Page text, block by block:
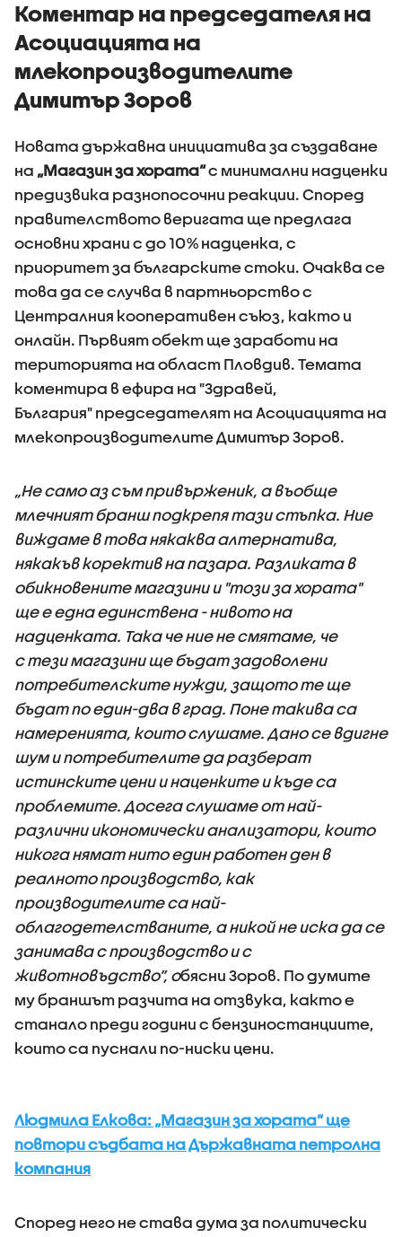
Коментар на председателя на
Асоциацията на
млекопроизводителите
Димитър Зоров
Новата държавна инициатива за създаване
на „Магазин за хората“с минимални надценки
предизвика разнопосочни реакции. Според
правителството веригата ще предлага
основни храни с до 10% надценка, с
приоритет за българските стоки. Очаква се
това да се случва в партньорство с
Централния кооперативен съюз, както и
онлайн. Първият обект ще заработи на
територията на област Пловдив. Темата
коментира в ефира на "Здравей,
България" председателят на Асоциацията на
млекопроизводителите Димитър Зоров.
„Не само аз съм привърженик, а въобще
млечният бранш подкрепя тази стъпка. Ние
виждаме в това някаква алтернатива,
някакъв коректив на пазара. Разликата в
обикновените магазини и "този за хората"
ще е една единствена - нивото на
надценката. Така че ние не смятаме, че
с тези магазини ще бъдат задоволени
потребителските нужди, защото те ще
бъдат по един-два в град. Поне такива са
намеренията, които слушаме. Дано се вдигне
шум и потребителите да разберат
истинските цени и наценките и къде са
проблемите. Досега слушаме от най-
различни икономически анализатори, които
никога нямат нито един работен ден в
реалното производство, как
производителите са най-
облагодетелстваните, а никой не иска да се
занимава с производство и с
животновъдство”, обясни Зоров. По думите
му браншът разчита на отзвука, както е
станало преди години с бензиностанциите,
които са пуснали по-ниски цени.
Людмила Елкова: „Магазин за хората” ще
повтори съдбата на Държавната петролна
компания
Според него не става дума за политически